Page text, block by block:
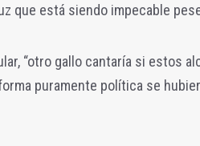
que está siendo impecable
“otro gallo cantaría si estos
puramente política se